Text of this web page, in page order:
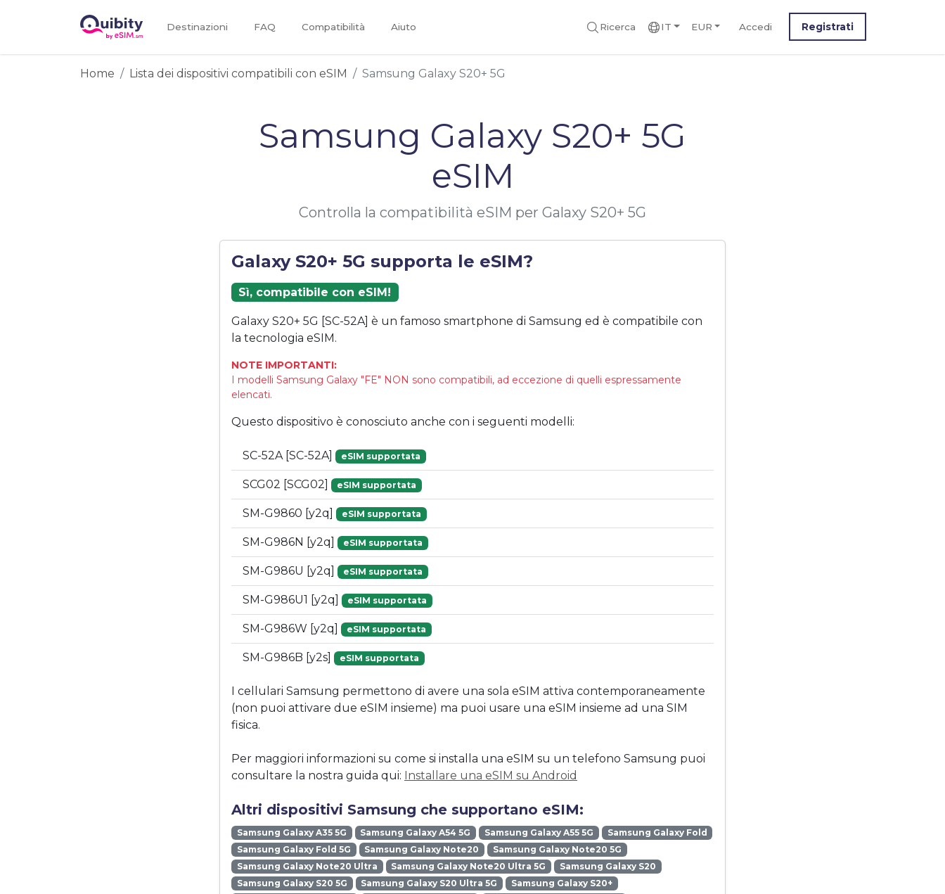
Destinazioni FAQ Compatibilità Aiuto Ricerca IT EUR Accedi Registrati
Home Lista dei dispositivi compatibili con eSIM Samsung Galaxy S20+ 5G
Samsung Galaxy S20+ 5G
eSIM
Controlla la compatibilità eSIM per Galaxy S20+ 5G
Galaxy S20+ 5G supporta le eSIM?
Sì, compatibile con eSIM!
Galaxy S20+ 5G [SC-52A] è un famoso smartphone di Samsung ed è compatibile con
la tecnologia eSIM.
NOTE IMPORTANTI:
I modelli Samsung Galaxy "FE" NON sono compatibili, ad eccezione di quelli espressamente
elencati.
Questo dispositivo è conosciuto anche con i seguenti modelli:
SC-52A [SC-52A] eSIM supportata
SCG02 [SCG02] eSIM supportata
SM-G9860 [y2q] eSIM supportata
SM-G986N [y2q] eSIM supportata
SM-G986U [y2q] eSIM supportata
SM-G986U1 [y2q] eSIM supportata
SM-G986W [y2q] eSIM supportata
SM-G986B [y2s] eSIM supportata
I cellulari Samsung permettono di avere una sola eSIM attiva contemporaneamente
(non puoi attivare due eSIM insieme) ma puoi usare una eSIM insieme ad una SIM
fisica.
Per maggiori informazioni su come si installa una eSIM su un telefono Samsung puoi
consultare la nostra guida qui: Installare una eSIM su Android
Altri dispositivi Samsung che supportano eSIM:
Samsung Galaxy A35 5G Samsung Galaxy A54 5G Samsung Galaxy A55 5G
Samsung Galaxy Fold
Samsung Galaxy Fold 5G
Samsung Galaxy Note20
Samsung Galaxy Note20 5G
Samsung Galaxy Note20 Ultra
Samsung Galaxy Note20 Ultra 5G
Samsung Galaxy S20
Samsung Galaxy S20 5G
Samsung Galaxy S20 Ultra 5G
Samsung Galaxy S20+